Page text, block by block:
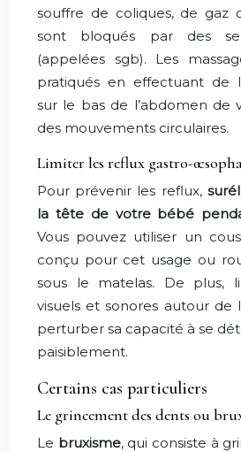
souffre de coliques, de gaz
sont bloqués par des
(appelées sgb). Les
pratiqués en effectuant de
sur le bas de l’abdomen de
des mouvements circulaires.
Limiter les reflux gastro-
Pour prévenir les reflux,
la tête de votre bébé
Vous pouvez utiliser un
conçu pour cet usage ou
sous le matelas. De plus,
visuels et sonores autour de
perturber sa capacité à se
paisiblement.
Certains cas particuliers
Le grincement des dents ou
Le bruxisme, qui consiste à